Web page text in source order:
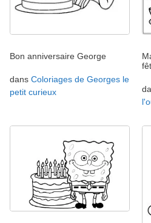
Bon anniversaire George
dans Coloriages de Georges le
petit curieux